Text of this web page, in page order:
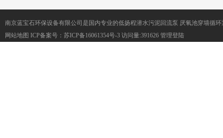
南京蓝宝石环保设备有限公司是国内专业的低扬程潜水污泥回流泵 厌氧池穿墙循
网站地图 ICP备案号： 苏ICP备16061354号-3 访问量:391626 管理登陆